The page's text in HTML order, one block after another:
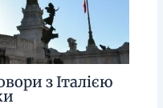
з Італією